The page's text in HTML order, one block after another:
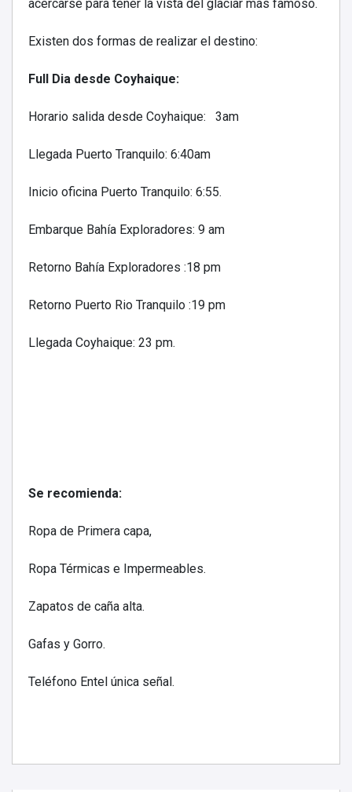
acercarse para tener la vista del glaciar más famoso.
Existen dos formas de realizar el destino:
Full Dia desde Coyhaique:
Horario salida desde Coyhaique: 3am
Llegada Puerto Tranquilo: 6:40am
Inicio oficina Puerto Tranquilo: 6:55.
Embarque Bahía Exploradores: 9 am
Retorno Bahía Exploradores :18 pm
Retorno Puerto Rio Tranquilo :19 pm
Llegada Coyhaique: 23 pm.
Se recomienda:
Ropa de Primera capa,
Ropa Térmicas e Impermeables.
Zapatos de caña alta.
Gafas y Gorro.
Teléfono Entel única señal.